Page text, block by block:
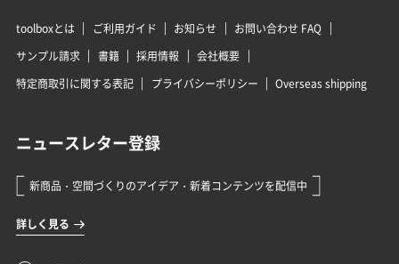
toolboxとは ご利用ガイド お知らせ
お問い合わせ FAQ
サンプル請求
書籍 採用情報
会社概要
特定商取引に関する表記
プライバシーポリシー Overseas shipping